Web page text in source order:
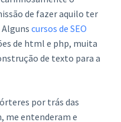
de fazer aquilo ter
cursos de SEO
de html e php, muita
de texto para a
por trás das
me entenderam e